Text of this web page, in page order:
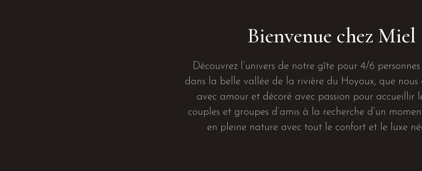
Bienvenue chez Miel
Découvrez l’univers de notre gîte pour 4/6
dans la belle vallée de la rivière du Hoyoux, que nous
avec amour et décoré avec passion pour accueillir
couples et groupes d’amis à la recherche d’un
en pleine nature avec tout le confort et le luxe